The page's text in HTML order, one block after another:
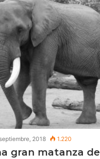
2018 1.220
gran matanza de